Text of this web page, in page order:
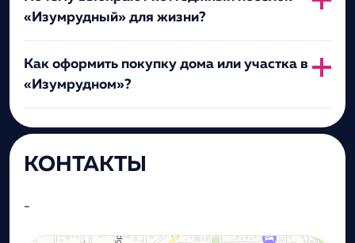
«Изумрудный» для жизни?
Как оформить покупку дома или участка в
«Изумрудном»?
КОНТАКТЫ
-